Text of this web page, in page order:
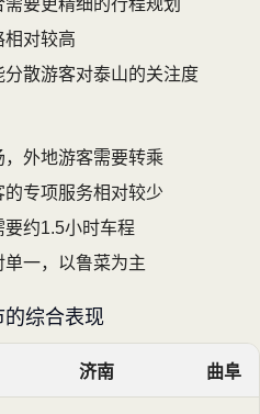
相对较高
分散游客对泰山的关注度
外地游客需要转乘
专项服务相对较少
要约1.5小时车程
单一，以鲁菜为主
的综合表现
济南 曲阜